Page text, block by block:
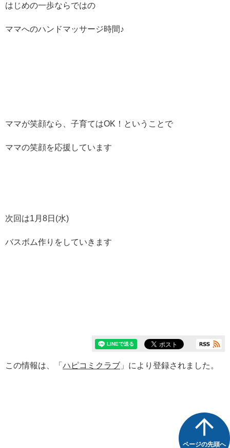
はじめの一歩ならではの
ママへのハンドマッサージ時間♪
ママが笑顔なら、子育てはOK！ということで
ママの笑顔を応援しています
次回は1月8日(水)
バスボム作りをしていきます
この情報は、「 ハピコミクラブ 」により登録されました。
ページの先頭へ